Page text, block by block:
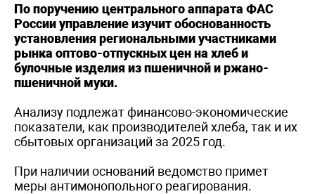
По поручению центрального аппарата ФАС
России управление изучит обоснованность
установления региональными участниками
рынка оптово-отпускных цен на хлеб и
булочные изделия из пшеничной и ржано-
пшеничной муки.
Анализу подлежат финансово-экономические
показатели, как производителей хлеба, так и их
сбытовых организаций за 2025 год.
При наличии оснований ведомство примет
меры антимонопольного реагирования.